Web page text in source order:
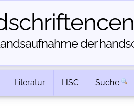
der
Literatur HSC Suche